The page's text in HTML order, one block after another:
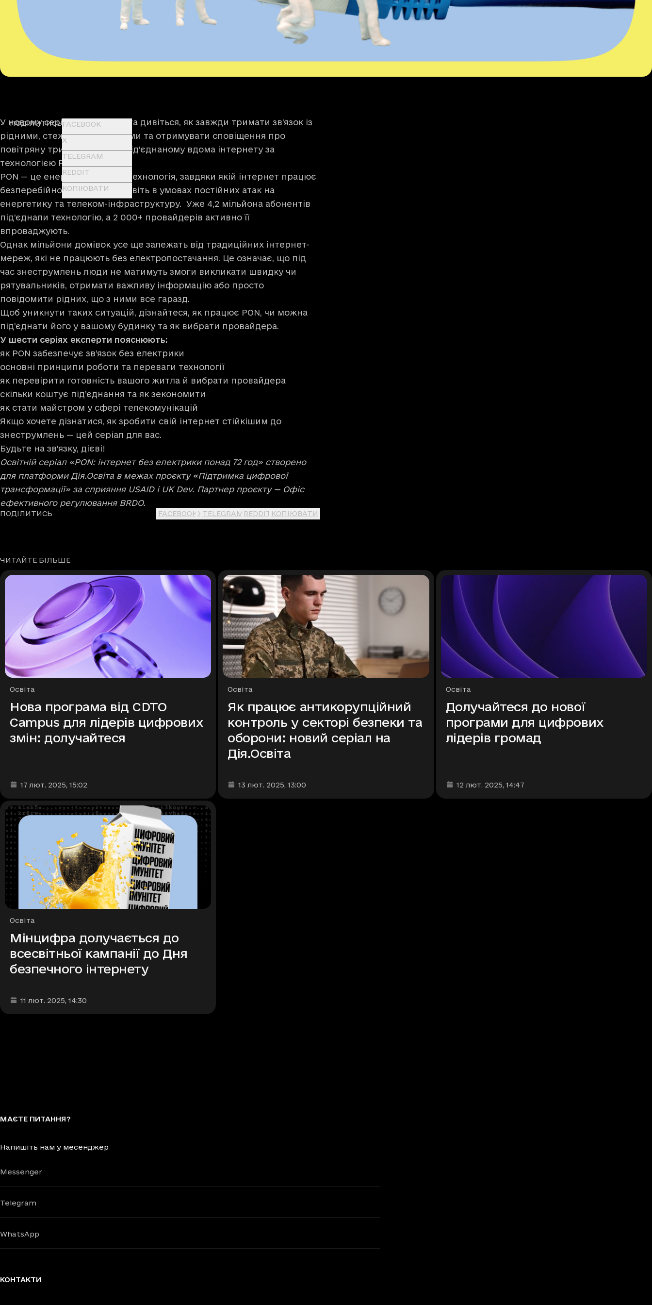
ПОДІЛИТИСЬFACEBOOK
X
TELEGRAM
REDDIT
КОПІЮВАТИ
У новому серіалі від Дія.Освіта дивіться, як завжди тримати зв’язок із
рідними, стежити за новинами та отримувати сповіщення про
повітряну тривогу завдяки під’єднаному вдома інтернету за
технологією PON.
PON — це енергоефективна технологія, завдяки якій інтернет працює
безперебійно до 72 годин, навіть в умовах постійних атак на
енергетику та телеком-інфраструктуру. Уже 4,2 мільйона абонентів
під’єднали технологію, а 2 000+ провайдерів активно її
впроваджують.
Однак мільйони домівок усе ще залежать від традиційних інтернет-
мереж, які не працюють без електропостачання. Це означає, що під
час знеструмлень люди не матимуть змоги викликати швидку чи
рятувальників, отримати важливу інформацію або просто
повідомити рідних, що з ними все гаразд.
Щоб уникнути таких ситуацій, дізнайтеся, як працює PON, чи можна
під’єднати його у вашому будинку та як вибрати провайдера.
У шести серіях експерти пояснюють:
як PON забезпечує зв’язок без електрики
основні принципи роботи та переваги технології
як перевірити готовність вашого житла й вибрати провайдера
скільки коштує під’єднання та як зекономити
як стати майстром у сфері телекомунікацій
Якщо хочете дізнатися, як зробити свій інтернет стійкішим до
знеструмлень — цей серіал для вас.
Будьте на зв’язку, дієві!
Освітній серіал «PON: інтернет без електрики понад 72 год» створено
для платформи Дія.Освіта в межах проєкту «Підтримка цифрової
трансформації» за сприяння USAID і UK Dev. Партнер проєкту — Офіс
ефективного регулювання BRDO.
ПОДІЛИТИСЬ FACEBOOK X TELEGRAM REDDIT КОПІЮВАТИ
ЧИТАЙТЕ БІЛЬШЕ
Рубрики
Освіта
Нова програма від CDTO
Campus для лідерів цифрових
змін: долучайтеся
Дата та час публікації
17 лют. 2025, 15:02
Рубрики
Освіта
Як працює антикорупційний
контроль у секторі безпеки та
оборони: новий серіал на
Дія.Освіта
Дата та час публікації
13 лют. 2025, 13:00
Рубрики
Освіта
Долучайтеся до нової
програми для цифрових
лідерів громад
Дата та час публікації
12 лют. 2025, 14:47
Рубрики
Освіта
Мінцифра долучається до
всесвітньої кампанії до Дня
безпечного інтернету
Дата та час публікації
11 лют. 2025, 14:30
МАЄТЕ ПИТАННЯ?
Напишіть нам у месенджер
Messenger
Telegram
WhatsApp
КОНТАКТИ